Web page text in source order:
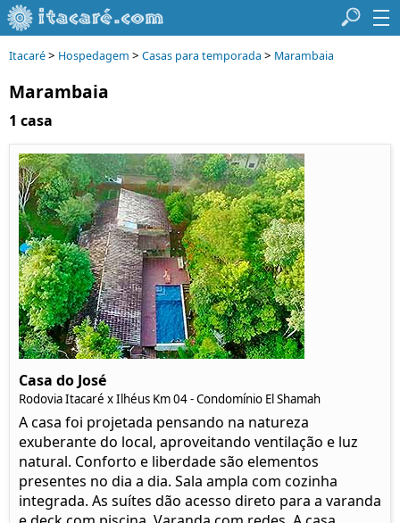
Itacaré> Hospedagem > Casas para temporada > Marambaia
Marambaia
1 casa
Casa do José
Rodovia Itacaré x Ilhéus Km 04 - Condomínio El Shamah
A casa foi projetada pensando na natureza
exuberante do local, aproveitando ventilação e luz
natural. Conforto e liberdade são elementos
presentes no dia a dia. Sala ampla com cozinha
integrada. As suítes dão acesso direto para a varanda